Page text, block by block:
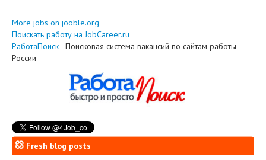
More jobs on jooble.org
Поискать работу на JobCareer.ru
РаботаПоиск - Поисковая система вакансий по сайтам работы
России
Fresh blog posts